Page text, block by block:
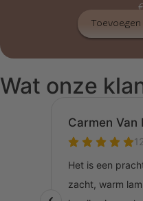
Toevoegen
Wat onze